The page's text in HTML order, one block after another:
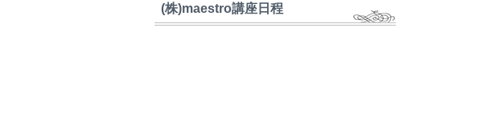
(株)maestro講座日程